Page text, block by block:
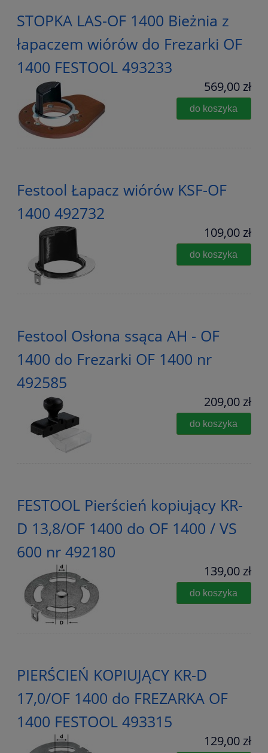
STOPKA LAS-OF 1400 Bieżnia z
łapaczem wiórów do Frezarki OF
1400 FESTOOL 493233
569,00 zł
do koszyka
Festool Łapacz wiórów KSF-OF
1400 492732
109,00 zł
do koszyka
Festool Osłona ssąca AH - OF
1400 do Frezarki OF 1400 nr
492585
209,00 zł
do koszyka
FESTOOL Pierścień kopiujący KR-
D 13,8/OF 1400 do OF 1400 / VS
600 nr 492180
139,00 zł
do koszyka
PIERŚCIEŃ KOPIUJĄCY KR-D
17,0/OF 1400 do FREZARKA OF
1400 FESTOOL 493315
129,00 zł